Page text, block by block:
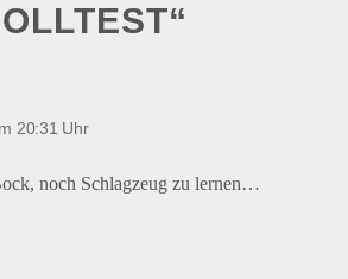
20:31 Uhr
noch Schlagzeug zu lernen…